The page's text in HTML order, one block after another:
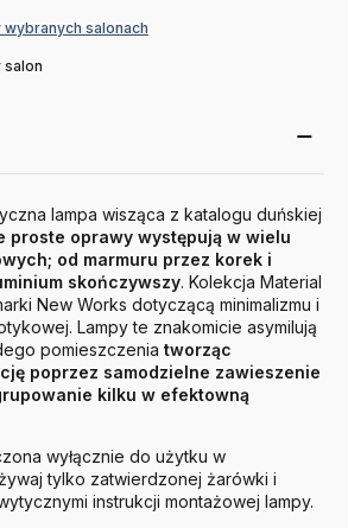
salonach
salon
lampa wisząca z katalogu duńskiej
proste oprawy występują w wielu
od marmuru przez korek i
skończywszy. Kolekcja Material
New Works dotyczącą minimalizmu i
Lampy te znakomicie asymilują
pomieszczenia tworząc
poprzez samodzielne zawieszenie
kilku w efektowną
wyłącznie do użytku w
tylko zatwierdzonej żarówki i
instrukcji montażowej lampy.